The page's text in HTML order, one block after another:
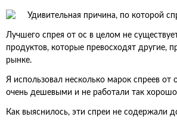
Лучшего спрея от ос в целом не
продуктов, которые превосходят другие,
рынке.
Я использовал несколько марок спреев от
очень дешевыми и не работали так
Как выяснилось, эти спреи не содержали